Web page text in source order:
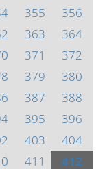
355
356
363
364
371
372
379
380
387
388
395
396
403
404
411 412